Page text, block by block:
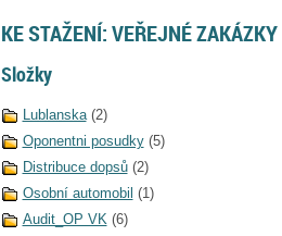
KE STAŽENÍ: VEŘEJNÉ ZAKÁZKY
Složky
Lublanska (2)
Oponentni posudky (5)
Distribuce dopsů (2)
Osobní automobil (1)
Audit_OP VK (6)